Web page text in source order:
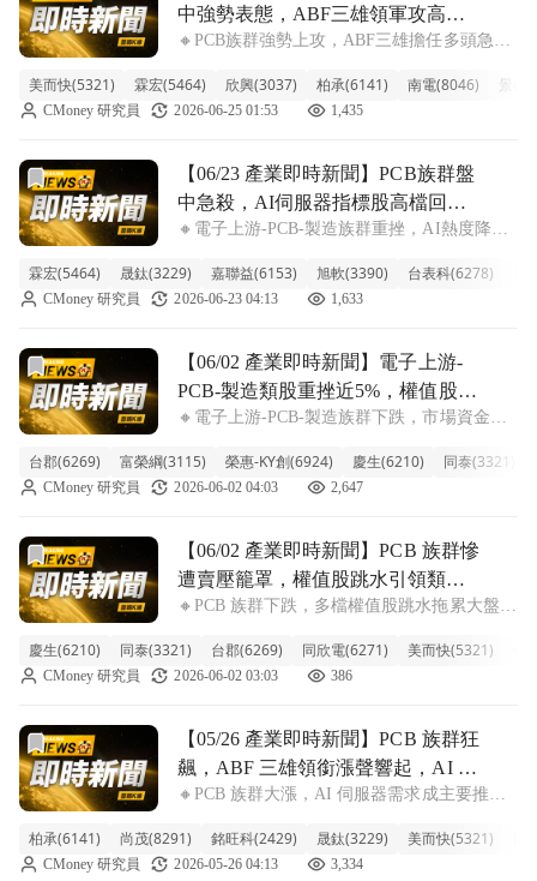
中強勢表態，ABF三雄領軍攻高，
AI伺服器題材續發酵。
🔸PCB族群強勢上攻，ABF三雄擔任多頭急先
過5.30%，盤中資金明顯集中在載板族群。其
中，ABF載板三雄欣興(8.49%)、南電
美而快(5321) 霖宏(5464) 欣興(3037) 柏承(6141) 南電(8046) 景碩
CMoney 研究員 2026-06-25 01:53 1,435
前往【06/23 產業即時新聞】PCB族群盤中急殺，AI伺服器
【06/23 產業即時新聞】PCB族群盤
中急殺，AI伺服器指標股高檔回
落，留意資金動向。
🔸電子上游-PCB-製造族群重挫，AI熱度降溫
日盤中表現疲弱，整體族群急跌近6%，主要
受AI伺服器概念股高檔獲利了結賣壓影響。其
霖宏(5464) 晟鈦(3229) 嘉聯益(6153) 旭軟(3390) 台表科(6278)
CMoney 研究員 2026-06-23 04:13 1,633
前往【06/02 產業即時新聞】電子上游-PCB-製造類股重挫
【06/02 產業即時新聞】電子上游-
PCB-製造類股重挫近5%，權值股賣
壓沉重拖累族群表現
🔸電子上游-PCB-製造族群下跌，市場資金明
PCB-製造族群表現疲弱，類股整體重挫達
4.66%，顯示市場賣壓沉重。盤中觀察，儘管
台郡(6269) 富榮綱(3115) 榮惠-KY創(6924) 慶生(6210) 同泰(3321)
CMoney 研究員 2026-06-02 04:03 2,647
前往【06/02 產業即時新聞】PCB 族群慘遭賣壓籠罩，權值
【06/02 產業即時新聞】PCB 族群慘
遭賣壓籠罩，權值股跳水引領類股
重挫
🔸PCB 族群下跌，多檔權值股跳水拖累大盤
數重挫達 5.58%，多檔權值股跌幅尤其顯著，
顯示市場對電子股的信心正在快速鬆動。指標
慶生(6210) 同泰(3321) 台郡(6269) 同欣電(6271) 美而快(5321)
CMoney 研究員 2026-06-02 03:03 386
前往【05/26 產業即時新聞】PCB 族群狂飆，ABF 三雄領銜
【05/26 產業即時新聞】PCB 族群狂
飆，ABF 三雄領銜漲聲響起，AI 題
材續熱
🔸PCB 族群大漲，AI 伺服器需求成主要推
達 4.48%，多檔個股如柏承、尚茂更直接攻上
漲停。其中，ABF 載板三雄欣興、景碩、南電
柏承(6141) 尚茂(8291) 銘旺科(2429) 晟鈦(3229) 美而快(5321)
CMoney 研究員 2026-05-26 04:13 3,334